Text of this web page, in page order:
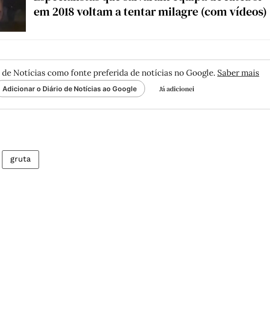
em 2018 voltam a tentar milagre (com vídeos)
Notícias como fonte preferida de notícias no Google. Saber mais
Adicionar o Diário de Notícias ao Google Já adicionei
gruta